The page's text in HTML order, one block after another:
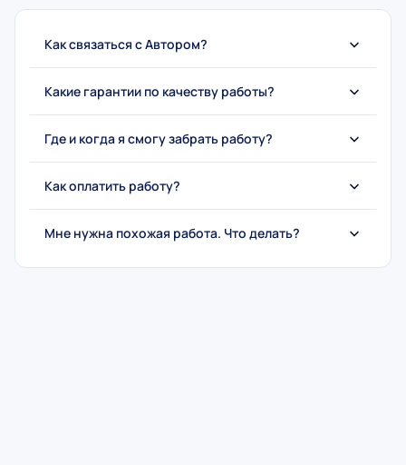
Как связаться с Автором?
Какие гарантии по качеству работы?
Где и когда я смогу забрать работу?
Как оплатить работу?
Мне нужна похожая работа. Что делать?